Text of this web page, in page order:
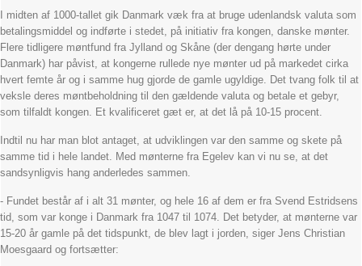
I midten af 1000-tallet gik Danmark væk fra at bruge udenlandsk valuta som
betalingsmiddel og indførte i stedet, på initiativ fra kongen, danske mønter.
Flere tidligere møntfund fra Jylland og Skåne (der dengang hørte under
Danmark) har påvist, at kongerne rullede nye mønter ud på markedet cirka
hvert femte år og i samme hug gjorde de gamle ugyldige. Det tvang folk til at
veksle deres møntbeholdning til den gældende valuta og betale et gebyr,
som tilfaldt kongen. Et kvalificeret gæt er, at det lå på 10-15 procent.
Indtil nu har man blot antaget, at udviklingen var den samme og skete på
samme tid i hele landet. Med mønterne fra Egelev kan vi nu se, at det
sandsynligvis hang anderledes sammen.
- Fundet består af i alt 31 mønter, og hele 16 af dem er fra Svend Estridsens
tid, som var konge i Danmark fra 1047 til 1074. Det betyder, at mønterne var
15-20 år gamle på det tidspunkt, de blev lagt i jorden, siger Jens Christian
Moesgaard og fortsætter: